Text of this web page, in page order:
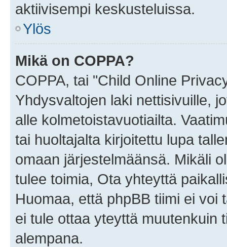
aktiivisempi keskusteluissa.
Ylös
Mikä on COPPA?
COPPA, tai "Child Online
Yhdysvaltojen laki nettisivuille,
alle kolmetoistavuotiailta.
tai huoltajalta kirjoitettu lupa
omaan järjestelmäänsä. Mikäli
tulee toimia, Ota yhteyttä
Huomaa, että phpBB tiimi ei
ei tule ottaa yteyttä muutenkuin
alempana.